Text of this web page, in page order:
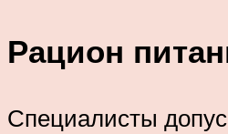
Рацион
Специалисты